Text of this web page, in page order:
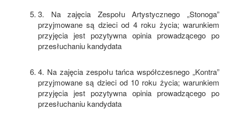
3. Na zajęcia Zespołu Artystycznego „Stonoga”
przyjmowane są dzieci od 4 roku życia; warunkiem
przyjęcia jest pozytywna opinia prowadzącego po
przesłuchaniu kandydata
4. Na zajęcia zespołu tańca współczesnego „Kontra”
przyjmowane są dzieci od 10 roku życia; warunkiem
przyjęcia jest pozytywna opinia prowadzącego po
przesłuchaniu kandydata